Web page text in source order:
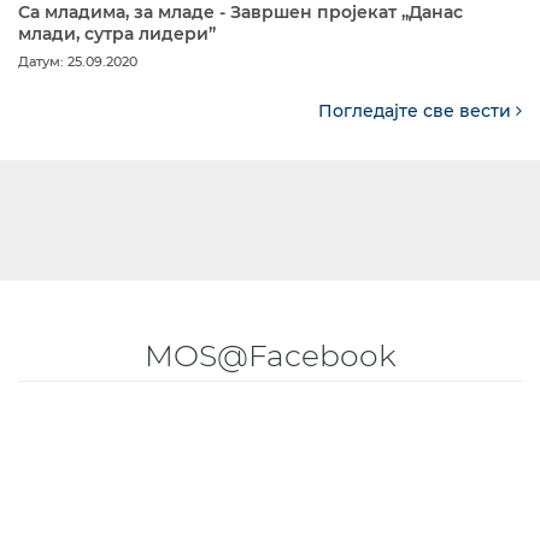
Са младима, за младе - Завршен пројекат „Данас
млади, сутра лидери”
Датум: 25.09.2020
Погледајте све вести
MOS@Facebook